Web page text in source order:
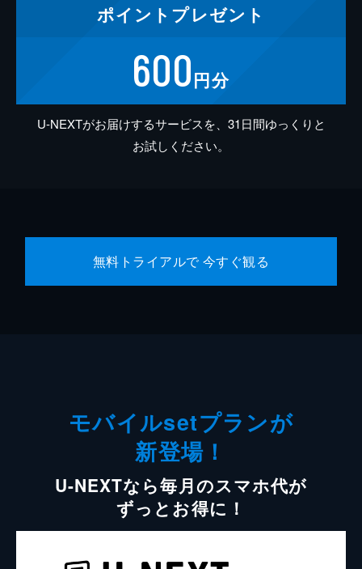
ポイント プレゼント
600円分
U-NEXTがお届けするサービスを、31日間ゆっくりと
お試しください。
無料トライアルで 今すぐ観る
モバイルsetプランが
新登場！
U-NEXTなら毎月のスマホ代が
ずっとお得に！